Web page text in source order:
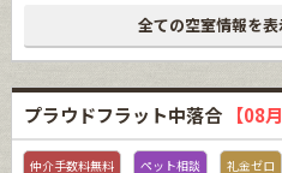
全ての空室情報を
プラウドフラット中落合 【08
仲介手数料無料 ペット相談 礼金ゼロ